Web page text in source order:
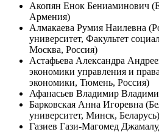
Акопян Енок Бениаминович
Армения)
Алмакаева Румия Наилевна
университет, Факультет
Москва, Россия)
Астафьева Александра
экономики управления и
экономики, Тюмень, Россия)
Афанасьев Владимир
Барковская Анна Игоревна
университет, Минск, Беларусь)
Газиев Гази-Магомед